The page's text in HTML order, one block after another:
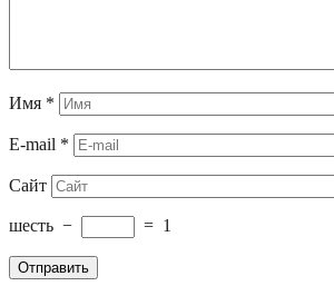
Имя *
E-mail *
Сайт
шесть − = 1